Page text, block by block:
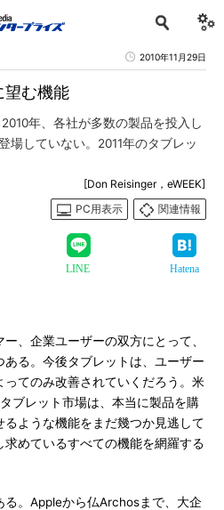
2010年11月29日
望む機能
年、各社が多数の製品を投入し
場していない。2011年のタブレッ
[Don Reisinger，eWEEK]
PC用表示
関連情報
LINE Hatena
、企業ユーザーの双方にとって、
る。今後タブレットは、ユーザー
てのみ改善されていくだろう。米
ブレット市場は、本当に製品を購
るような機能をまだ幾つか見逃して
めているすべての機能を網羅する
。Appleから仏Archosまで、大企